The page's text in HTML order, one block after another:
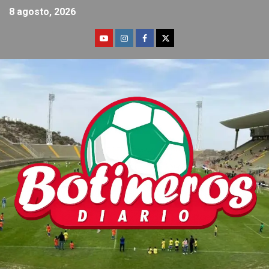
8 agosto, 2026